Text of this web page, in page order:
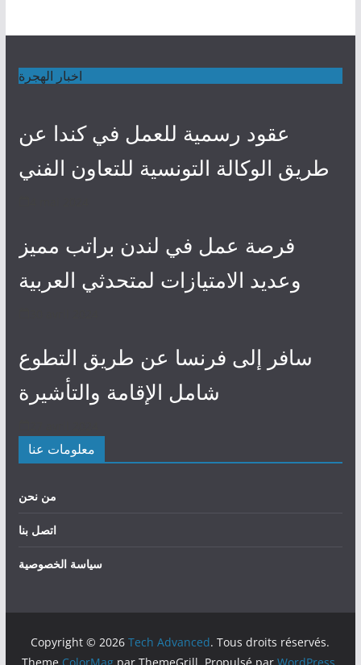
اخبار الهجرة
عقود رسمية للعمل في كندا عن
طريق الوكالة التونسية للتعاون الفني
فرصة عمل في لندن براتب مميز
وعديد الامتيازات لمتحدثي العربية
سافر إلى فرنسا عن طريق التطوع
شامل الإقامة والتأشيرة
معلومات عنا
من نحن
اتصل بنا
سياسة الخصوصية
Copyright © 2026Tech Advanced. Tous droits réservés.